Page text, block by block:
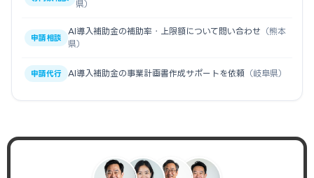
県）
申請相談
AI導入補助金の補助率・上限額について問い合わせ （熊本
県）
申請代行 AI導入補助金の事業計画書作成サポートを依頼 （岐阜県）